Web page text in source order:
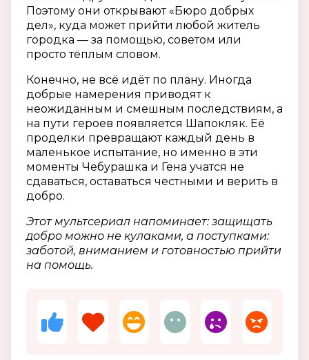
Поэтому они открывают «Бюро добрых
дел», куда может прийти любой житель
городка — за помощью, советом или
просто тёплым словом.
Конечно, не всё идёт по плану. Иногда
добрые намерения приводят к
неожиданным и смешным последствиям, а
на пути героев появляется Шапокляк. Её
проделки превращают каждый день в
маленькое испытание, но именно в эти
моменты Чебурашка и Гена учатся не
сдаваться, оставаться честными и верить в
добро.
Этот мультсериал напоминает: защищать
добро можно не кулаками, а поступками:
заботой, вниманием и готовностью прийти
на помощь.